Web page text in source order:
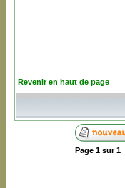
Revenir en haut de page
Page 1sur1